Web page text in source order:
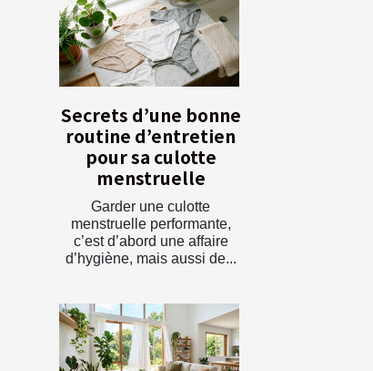
Secrets d’une bonne
routine d’entretien
pour sa culotte
menstruelle
Garder une culotte
menstruelle performante,
c’est d’abord une affaire
d’hygiène, mais aussi de...